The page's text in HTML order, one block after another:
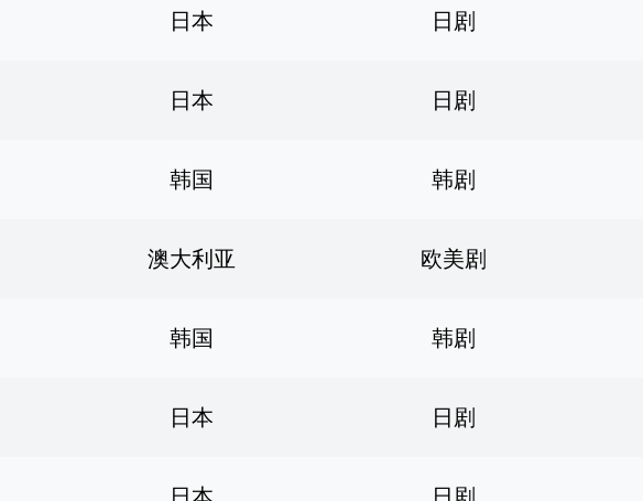
日本 日剧
日本 日剧
韩国 韩剧
澳大利亚 欧美剧
韩国 韩剧
日本 日剧